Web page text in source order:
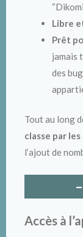
Libre
Prêt
jamais
des
Tout au long
classe par
l’ajout de
Accès à